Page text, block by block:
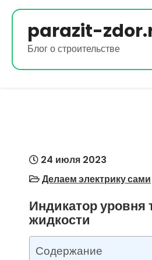
Перейти
содержимомуparazit-
Блог о строительстве
24 июля 2023
Делаем электрику сами
Индикатор уровня
жидкости
Содержание